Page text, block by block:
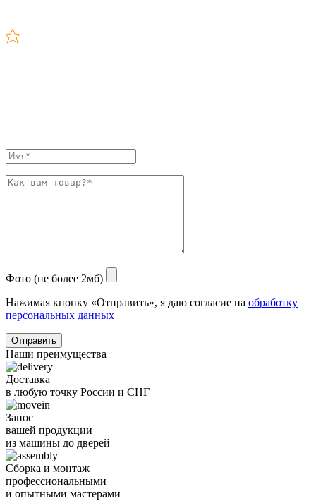
Фото (не более 2мб)
Нажимая кнопку «Отправить», я даю согласие на обработку
персональных данных
Отправить
Наши преимущества
Доставка
в любую точку России и СНГ
Занос
вашей продукции
из машины до дверей
Сборка и монтаж
профессиональными
и опытными мастерами